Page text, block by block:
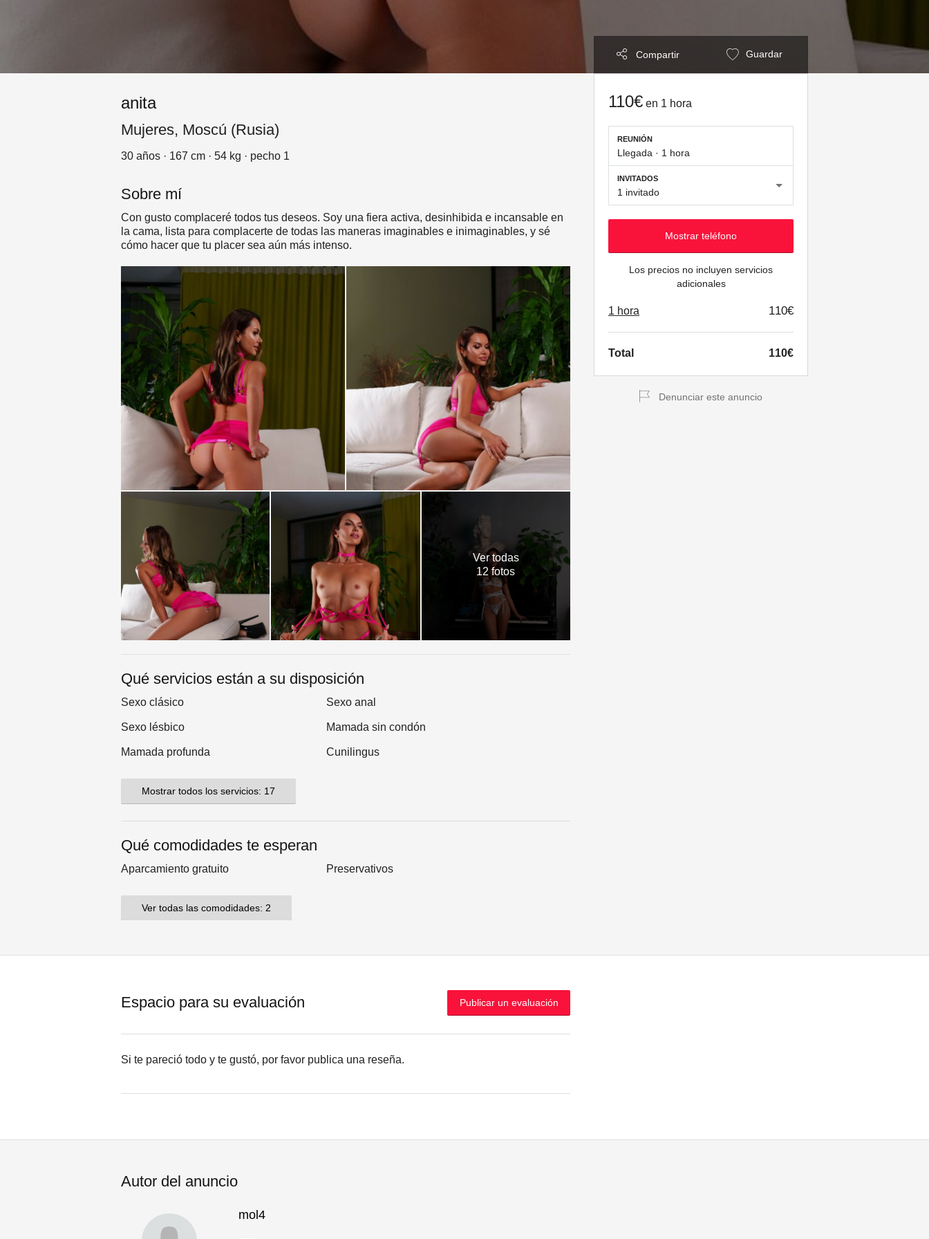
Compartir Guardar
110€ en 1 hora
REUNIÓN
Llegada · 1 hora
INVITADOS
1 invitado
Mostrar teléfono
Los precios no incluyen servicios
adicionales
1 hora 110€
Total 110€
Denunciar este anuncio
anita
Mujeres, Moscú (Rusia)
30 años · 167 cm · 54 kg · pecho 1
Sobre mí
Con gusto complaceré todos tus deseos. Soy una fiera activa, desinhibida e incansable en
la cama, lista para complacerte de todas las maneras imaginables e inimaginables, y sé
cómo hacer que tu placer sea aún más intenso.
Ver todas
12 fotos
Qué servicios están a su disposición
Sexo clásico Sexo anal
Sexo lésbico Mamada sin condón
Mamada profunda Cunilingus
Mostrar todos los servicios: 17
Qué comodidades te esperan
Aparcamiento gratuito Preservativos
Ver todas las comodidades: 2
Espacio para su evaluación Publicar un evaluación
Si te pareció todo y te gustó, por favor publica una reseña.
Autor del anuncio
mol4